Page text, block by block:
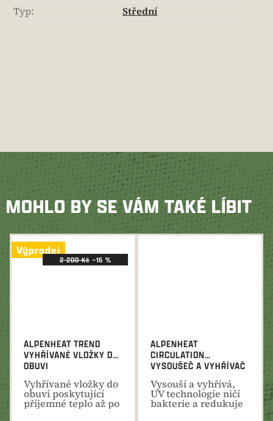
Typ: Střední
MOHLO BY SE VÁM TAKÉ LÍBIT
Výprodej
2 200 Kč –16 %
ALPENHEAT TREND
VYHŘÍVANÉ VLOŽKY DO
OBUVI
Vyhřívané vložky do
obuvi poskytující
příjemné teplo až po
dobu 14 hodin
ALPENHEAT
CIRCULATION
VYSOUŠEČ A VYHŘÍVAČ
Vysouší a vyhřívá,
UV technologie ničí
bakterie a redukuje
zápach. Klasická...